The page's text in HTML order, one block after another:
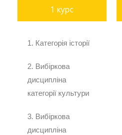
1 курс
1. Категорія історії
2. Вибіркова
дисципліна
категорії культури
3. Вибіркова
дисципліна